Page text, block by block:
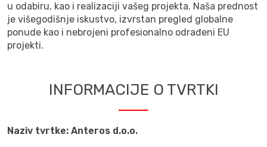
u odabiru, kao i realizaciji vašeg projekta. Naša prednost
je višegodišnje iskustvo, izvrstan pregled globalne
ponude kao i nebrojeni profesionalno odrađeni EU
projekti.
INFORMACIJE O TVRTKI
Naziv tvrtke: Anteros d.o.o.